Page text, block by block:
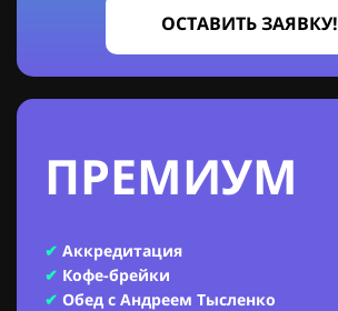
ОСТАВИТЬ ЗАЯВКУ!
ПРЕМИУМ
✔ Аккредитация
✔ Кофе-брейки
✔ Обед с Андреем Тысленко